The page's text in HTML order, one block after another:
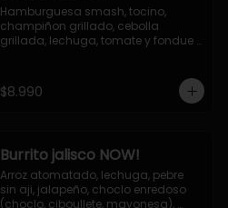
Hamburguesa smash, tocino,
champiñon grillado, cebolla
grillada, lechuga, tomate y fondue
$8.990
Burrito jalisco NOW!
Arroz atomatado, lechuga, pebre
sin aji, jalapeño, choclo enredoso
(choclo, ciboullete, mayonesa),